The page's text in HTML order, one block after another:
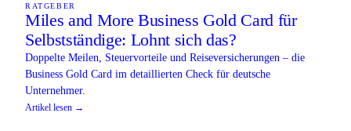
RATGEBER
Miles and More Business Gold Card für
Selbstständige: Lohnt sich das?
Doppelte Meilen, Steuervorteile und Reiseversicherungen – die
Business Gold Card im detaillierten Check für deutsche
Unternehmer.
Artikel lesen →